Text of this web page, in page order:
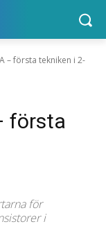
– första tekniken i 2-
första
för
i